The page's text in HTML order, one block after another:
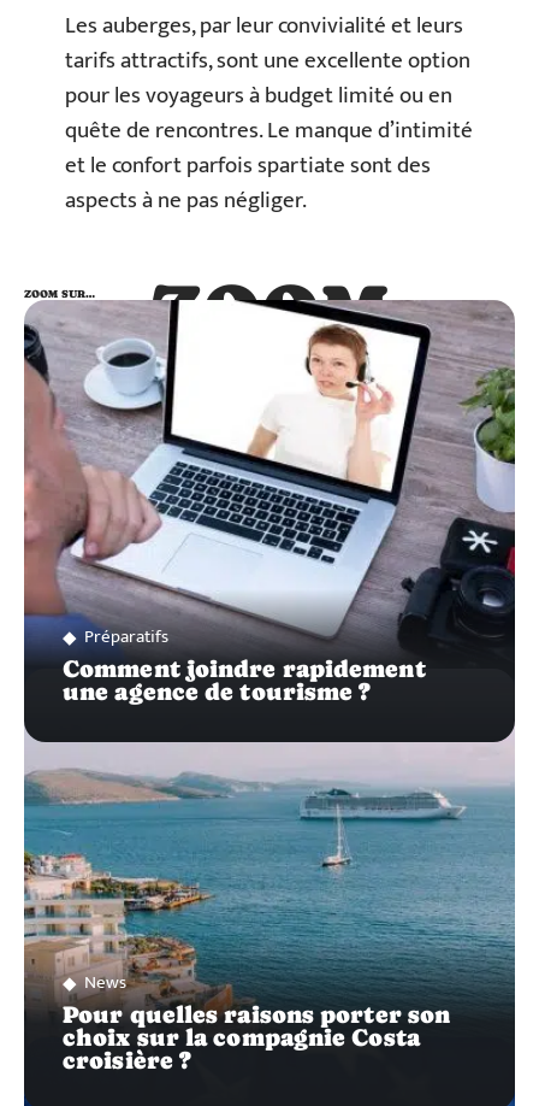
Les auberges, par leur convivialité et leurs
tarifs attractifs, sont une excellente option
pour les voyageurs à budget limité ou en
quête de rencontres. Le manque d’intimité
et le confort parfois spartiate sont des
aspects à ne pas négliger.
ZOOM
SUR…
ZOOM SUR…
Préparatifs
Comment joindre rapidement
une agence de tourisme ?
News
Pour quelles raisons porter son
choix sur la compagnie Costa
croisière ?